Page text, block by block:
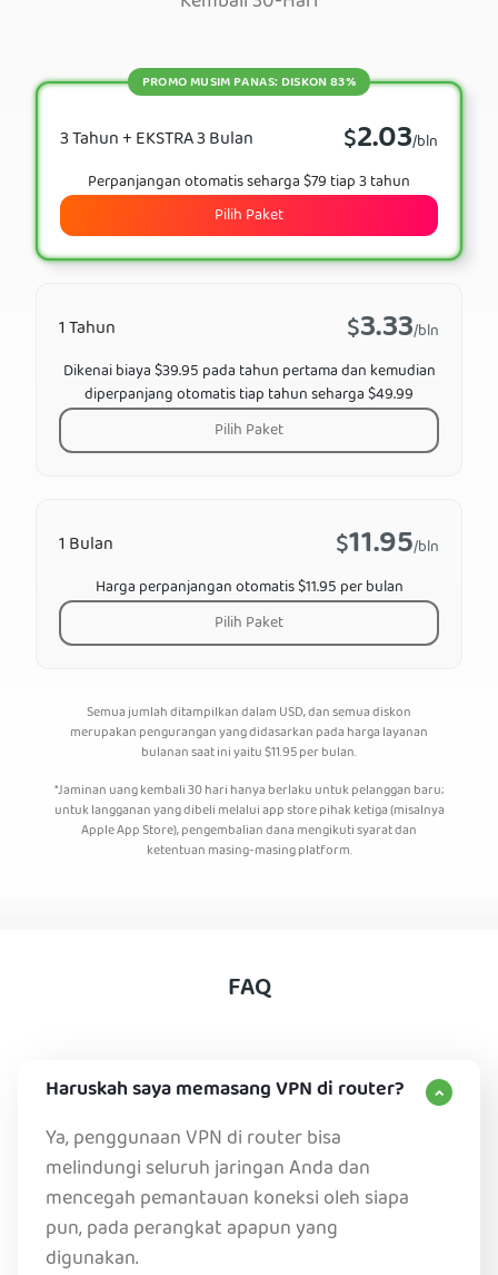
1 Bulan $11.95/bln
Harga perpanjangan otomatis $11.95 per bulan
Pilih Paket
3 Tahun + EKSTRA 3 Bulan $2.03/bln
PROMO MUSIM PANAS: DISKON 83%
Perpanjangan otomatis seharga $79 tiap 3 tahun
Pilih Paket
1 Tahun $3.33/bln
Dikenai biaya $39.95 pada tahun pertama dan kemudian
diperpanjang otomatis tiap tahun seharga $49.99
Pilih Paket
Semua jumlah ditampilkan dalam USD, dan semua diskon
merupakan pengurangan yang didasarkan pada harga layanan
bulanan saat ini yaitu$11.95per bulan.
*Jaminan uang kembali 30 hari hanya berlaku untuk pelanggan baru;
untuk langganan yang dibeli melalui app store pihak ketiga (misalnya
Apple App Store), pengembalian dana mengikuti syarat dan
ketentuan masing-masing platform.
FAQ
Haruskah saya memasang VPN di router?
Ya, penggunaan VPN di router bisa
melindungi seluruh jaringan Anda dan
mencegah pemantauan koneksi oleh siapa
pun, pada perangkat apapun yang
digunakan.